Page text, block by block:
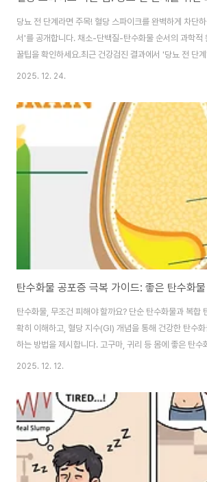
당뇨 전 단계라면 주목! 혈당 스파이크를 완벽하게 차단
서'를 공개합니다. 채소-단백질-탄수화물 순서의 과학적
꿀팁을 확인하세요.최근 건강검진 결과에서 '당뇨 전 단
거나, 식사 후 갑자기 쏟아지는 졸음(식곤증) 때문에 고민
Spike)' 현상 때문일 확률이 매우 높습니다. 혈당 스파이
시키고 췌장을 혹사시켜 결국 당뇨병으로 가는 급행열차
걱정 마세요. '무엇을 먹느냐'만큼 중요한 '어떤 순서로
을 드라마틱하게 안정시킬 수 있습니다. 오늘은 5,000자
혈당 관리의 핵심 비법..
2025. 12. 24.
탄수화물, 무조건 피해야 할까요? 단순 탄수화물과 복합
확히 이해하고, 혈당 지수(GI) 개념을 통해 건강한 탄수
하는 방법을 제시합니다. 고구마, 귀리 등 몸에 좋은 탄수
와 체중 관리를 시작하세요. 🍞 탄수화물 공포증은 그만! '
탄고지(저탄수화물 고지방)' 다이어트의 유행과 함께 탄
로, 비만의 주범으로 낙인찍혔습니다. 많은 사람이 "살을
어야 한다"고 믿으며, 빵, 밥뿐만 아니라 건강한 통곡물
화물 공포증(Carb Phobia)'을 겪고 있습니다. 하지만
방과 함께 우리..
2025. 12. 12.